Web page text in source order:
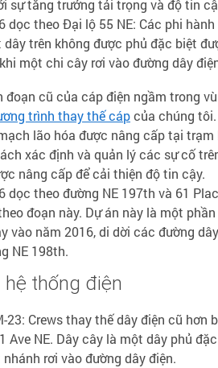
sự tăng trưởng tải trọng và độ tin
dọc theo Đại lộ 55 NE: Các phi
dây trên không được phủ đặc biệt
một chi cây rơi vào đường dây
đoạn cũ của cáp điện ngầm trong
trình thay thế cápcủa chúng tôi.
lão hóa được nâng cấp tại trạm
xác định và quản lý các sự cố
nâng cấp để cải thiện độ tin cậy.
dọc theo đường NE 197th và 61
đoạn này. Dự án này là một
vào năm 2016, di dời các đường
NE 198th.
hệ thống điện
23: Crews thay thế dây điện cũ hơn
Ave NE. Dây cây là một dây phủ
rơi vào đường dây điện.